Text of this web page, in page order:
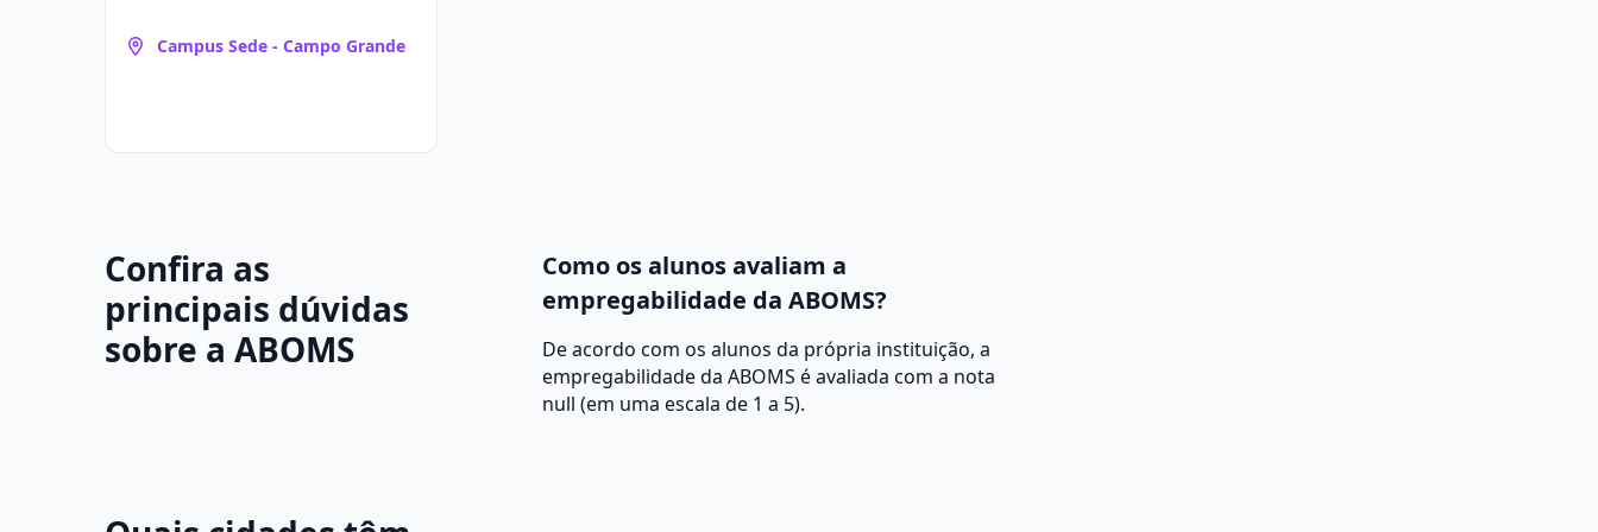
Campus Sede - Campo Grande
Confira as
principais dúvidas
sobre a ABOMS
Como os alunos avaliam a
empregabilidade da ABOMS?
De acordo com os alunos da própria instituição, a
empregabilidade da ABOMS é avaliada com a nota
null (em uma escala de 1 a 5).